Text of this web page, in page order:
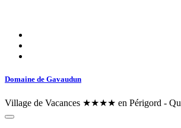
Domaine de Gavaudun
Village de Vacances ★★★★ en Périgord -